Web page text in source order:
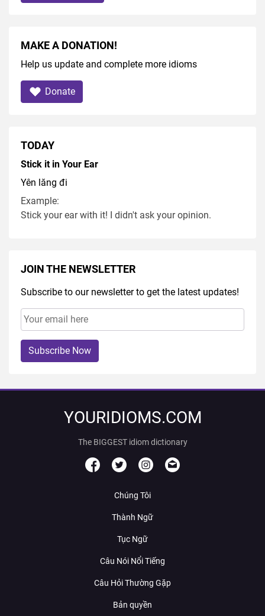
MAKE A DONATION!
Help us update and complete more idioms
Donate
TODAY
Stick it in Your Ear
Yên lăng đi
Example:
Stick your ear with it! I didn't ask your opinion.
JOIN THE NEWSLETTER
Subscribe to our newsletter to get the latest updates!
Subscribe Now
YOURIDIOMS.COM
The BIGGEST idiom dictionary
Chúng Tôi
Thành Ngữ
Tục Ngữ
Câu Nói Nổi Tiếng
Câu Hỏi Thường Gặp
Bản quyền